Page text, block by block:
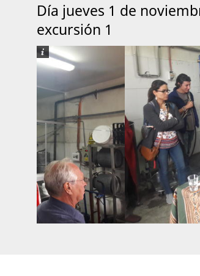
Día jueves 1 de
excursión 1